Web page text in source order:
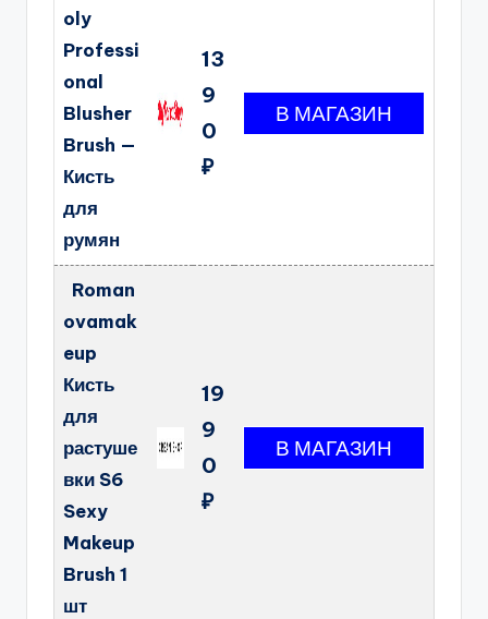
oly
Professi
onal
Blusher
Brush —
Кисть
для
румян
13
9
0
₽
Roman
ovamak
eup
Кисть
для
растуше
вки S6
Sexy
Makeup
Brush 1
шт
19
9
0
₽